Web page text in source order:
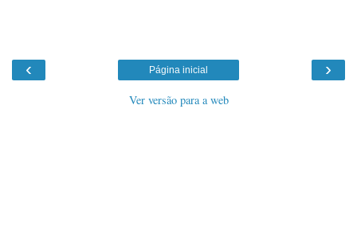
‹ ›
Página inicial
Ver versão para a web